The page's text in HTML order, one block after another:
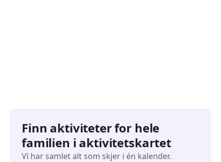
Finn aktiviteter for hele
familien i aktivitetskartet
Vi har samlet alt som skjer i én kalender.